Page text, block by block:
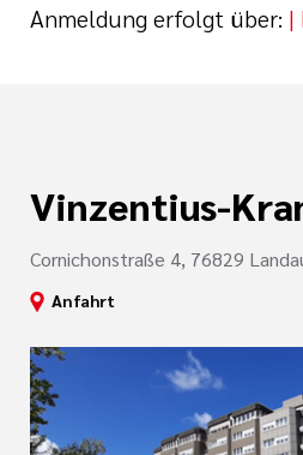
Anmeldung erfolgt über: |
Vinzentius-
Cornichonstraße 4, 76829
Anfahrt